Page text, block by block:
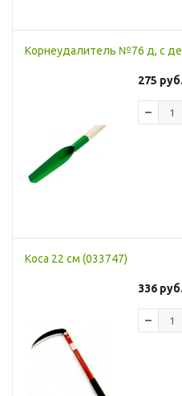
Корнеудалитель №76 д, с
275 руб.
Коса 22 см (033747)
336 руб.